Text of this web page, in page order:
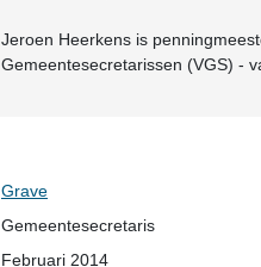
Jeroen Heerkens is
Gemeentesecretarissen (VGS) -
Grave
Gemeentesecretaris
Februari 2014